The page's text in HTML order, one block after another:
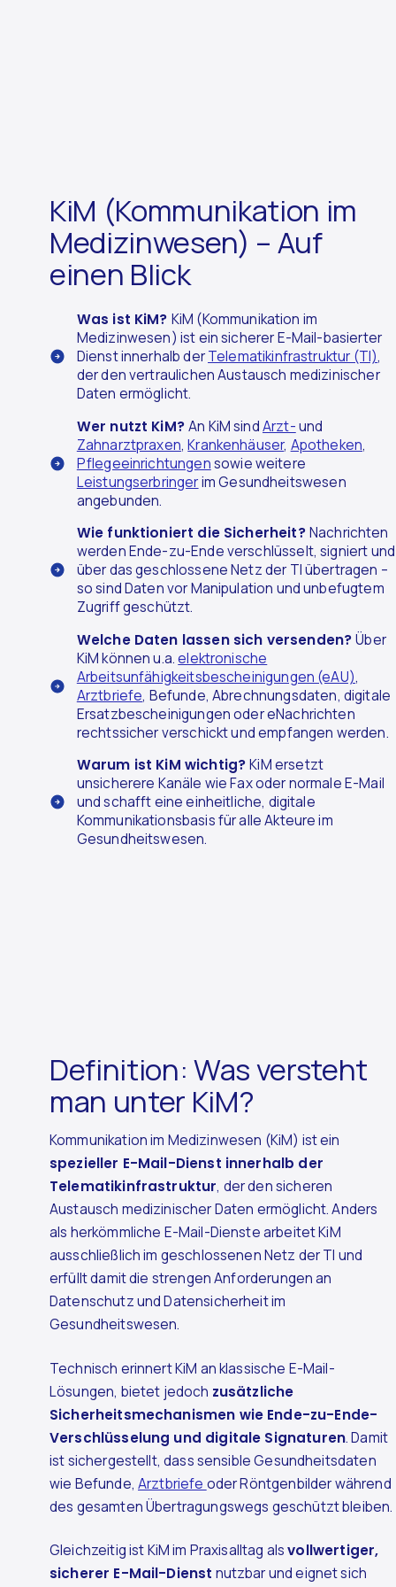
KiM (Kommunikation im
Medizinwesen) – Auf
einen Blick
Was ist KiM? KiM (Kommunikation im
Medizinwesen) ist ein sicherer E-Mail-basierter
Dienst innerhalb derTelematikinfrastruktur (TI),
der den vertraulichen Austausch medizinischer
Daten ermöglicht.
Wer nutzt KiM?An KiM sindArzt-und
Zahnarztpraxen,Krankenhäuser, Apotheken,
Pflegeeinrichtungensowie weitere
Leistungserbringerim Gesundheitswesen
angebunden.
Wie funktioniert die Sicherheit?Nachrichten
werden Ende-zu-Ende verschlüsselt, signiert und
über das geschlossene Netz der TI übertragen –
so sind Daten vor Manipulation und unbefugtem
Zugriff geschützt.
Welche Daten lassen sich versenden?Über
KiM können u.a.elektronische
Arbeitsunfähigkeitsbescheinigungen (eAU),
Arztbriefe, Befunde, Abrechnungsdaten, digitale
Ersatzbescheinigungen oder eNachrichten
rechtssicher verschickt und empfangen werden.
Warum ist KiM wichtig?KiM ersetzt
unsicherere Kanäle wie Fax oder normale E-Mail
und schafft eine einheitliche, digitale
Kommunikationsbasis für alle Akteure im
Gesundheitswesen.
Definition: Was versteht
man unter KiM?
Kommunikation im Medizinwesen (KiM) ist ein
spezieller E-Mail-Dienst innerhalb der
Telematikinfrastruktur, der den sicheren
Austausch medizinischer Daten ermöglicht. Anders
als herkömmliche E-Mail-Dienste arbeitet KiM
ausschließlich im geschlossenen Netz der TI und
erfüllt damit die strengen Anforderungen an
Datenschutz und Datensicherheit im
Gesundheitswesen.
Technisch erinnert KiM an klassische E-Mail-
Lösungen, bietet jedoch zusätzliche
Sicherheitsmechanismen wie Ende-zu-Ende-
Verschlüsselung und digitale Signaturen. Damit
ist sichergestellt, dass sensible Gesundheitsdaten
wie Befunde,Arztbriefe oder Röntgenbilder während
des gesamten Übertragungswegs geschützt bleiben.
Gleichzeitig ist KiM im Praxisalltag alsvollwertiger,
sicherer E-Mail-Dienst nutzbar und eignet sich